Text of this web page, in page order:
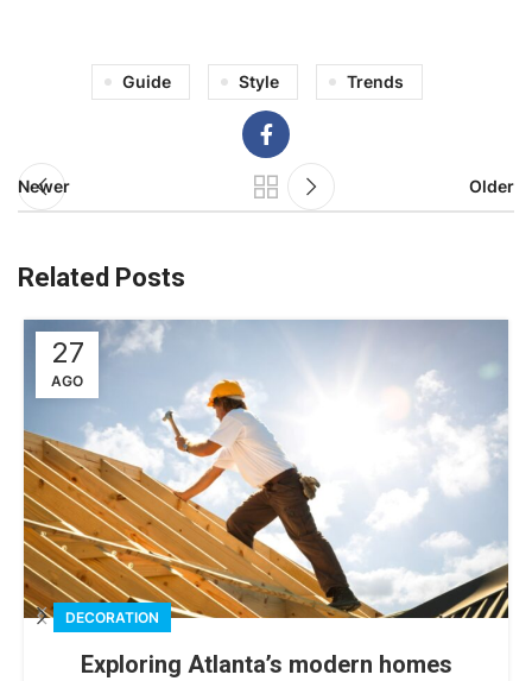
Guide Style Trends
Newer Older
Related Posts
27
AGO
DECORATION
Exploring Atlanta’s modern homes